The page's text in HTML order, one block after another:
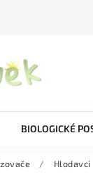
BIOLOGICKÉ
/ Hlodavci